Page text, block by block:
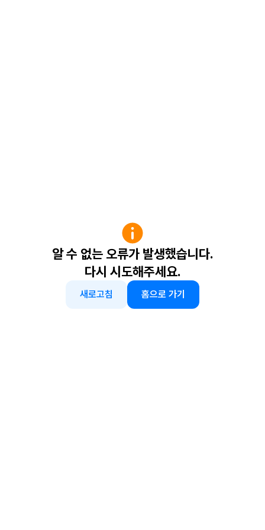
알 수 없는 오류가 발생했습니다.
다시 시도해주세요.
새로고침 홈으로 가기